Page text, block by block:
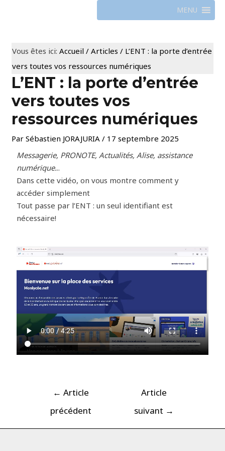
MENU
Vous êtes ici:Accueil /Articles / L’ENT : la porte d’entrée
vers toutes vos ressources numériques
L’ENT : la porte d’entrée
vers toutes vos
ressources numériques
ParSébastien JORAJURIA/ 17 septembre 2025
Messagerie, PRONOTE, Actualités, Alise, assistance
numérique...
Dans cette vidéo, on vous montre comment y
accéder simplement
Tout passe par l’ENT : un seul identifiant est
nécessaire!
← Article
précédent
Article
suivant →